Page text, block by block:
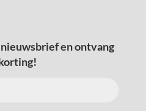
en ontvang